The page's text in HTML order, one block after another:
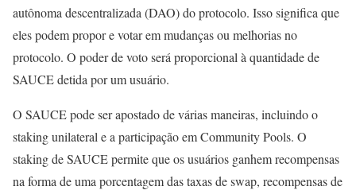
autônoma descentralizada (DAO) do protocolo. Isso significa que
eles podem propor e votar em mudanças ou melhorias no
protocolo. O poder de voto será proporcional à quantidade de
SAUCE detida por um usuário.
O SAUCE pode ser apostado de várias maneiras, incluindo o
staking unilateral e a participação em Community Pools. O
staking de SAUCE permite que os usuários ganhem recompensas
na forma de uma porcentagem das taxas de swap, recompensas de